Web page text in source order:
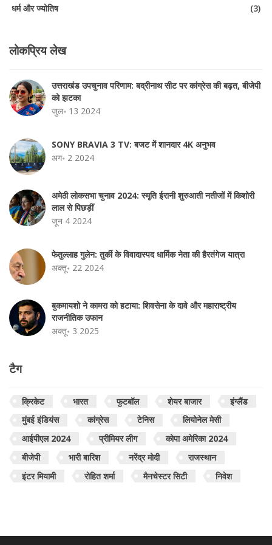
धर्म और ज्योतिष
(3)
लोकप्रिय लेख
उत्तराखंड उपचुनाव परिणाम: बद्रीनाथ सीट पर कांग्रेस की बढ़त, बीजेपी
को झटका
जुल॰ 13 2024
SONY BRAVIA 3 TV: बजट में शानदार 4K अनुभव
अग॰ 2 2024
अमेठी लोकसभा चुनाव 2024: स्मृति ईरानी शुरुआती नतीजों में किशोरी
लाल से पिछड़ीं
जून 4 2024
फेतुल्लाह गुलेन: तुर्की के विवादास्पद धार्मिक नेता की हैरतंगेज यात्रा
अक्तू॰ 22 2024
बुकमायशो ने कामरा को हटाया: शिवसेना के दावे और महाराष्ट्रीय
राजनीतिक उफान
अक्तू॰ 3 2025
टैग
क्रिकेट भारत फुटबॉल शेयर बाजार
इंग्लैंड
मुंबई इंडियंस
कांग्रेस टेनिस
लियोनेल मेसी
आईपीएल 2024
प्रीमियर लीग
कोपा अमेरिका 2024
बीजेपी
भारी बारिश नरेंद्र मोदी
राजस्थान
इंटर मियामी
रोहित शर्मा मैनचेस्टर सिटी निवेश